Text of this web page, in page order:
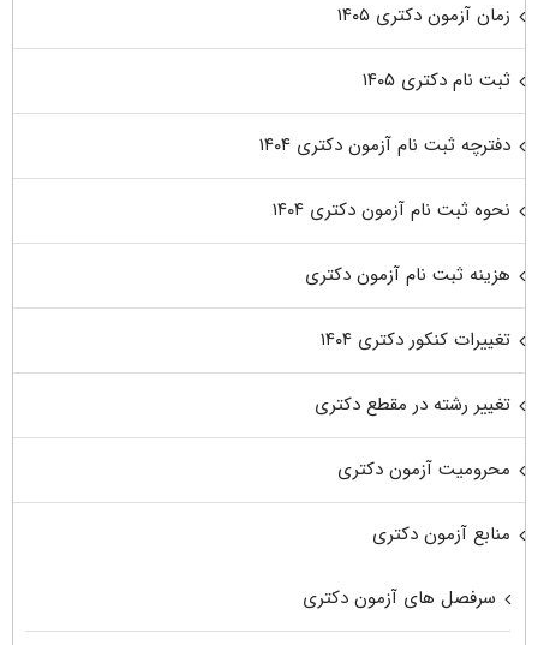
زمان آزمون دکتری ۱۴۰۵
ثبت نام دکتری ۱۴۰۵
دفترچه ثبت نام آزمون دکتری ۱۴۰۴
نحوه ثبت نام آزمون دکتری ۱۴۰۴
هزینه ثبت نام آزمون دکتری
تغییرات کنکور دکتری ۱۴۰۴
تغییر رشته در مقطع دکتری
محرومیت آزمون دکتری
منابع آزمون دکتری
سرفصل های آزمون دکتری